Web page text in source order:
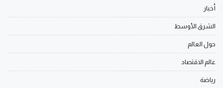
أخبار
الشرق الأوسط
حول العالم
عالم الاقتصاد
رياضة